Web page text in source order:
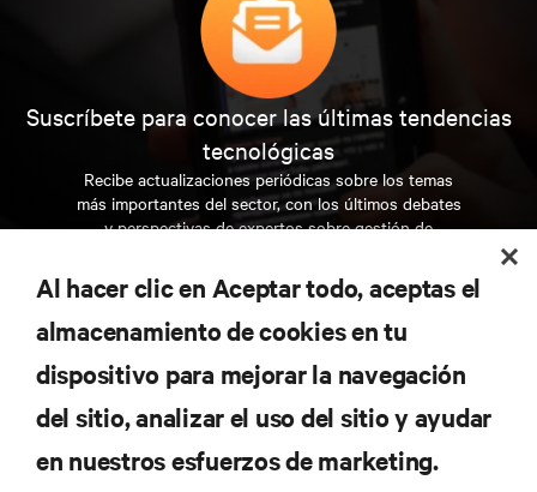
Suscríbete para conocer las últimas tendencias
tecnológicas
Recibe actualizaciones periódicas sobre los temas
más importantes del sector, con los últimos debates
y perspectivas de expertos sobre gestión de
REGÍSTRATE AHORA
SOPORTE
Al hacer clic en Aceptar todo, aceptas el
almacenamiento de cookies en tu
dispositivo para mejorar la navegación
del sitio, analizar el uso del sitio y ayudar
en nuestros esfuerzos de marketing.